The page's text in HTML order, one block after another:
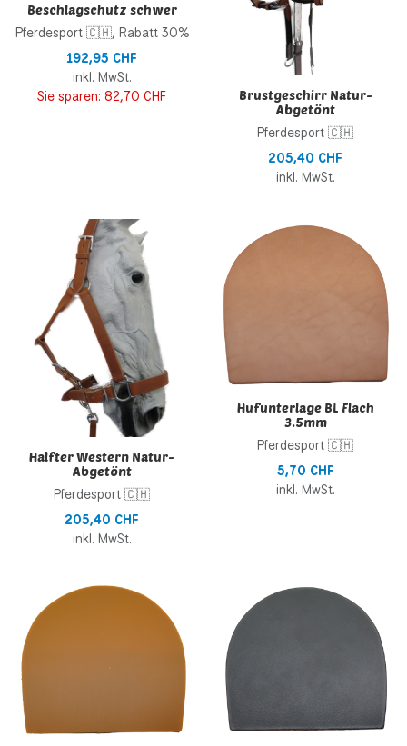
Beschlagschutz schwer
Pferdesport 🇨🇭, Rabatt 30%
192,95 CHF
inkl. MwSt.
Sie sparen: 82,70 CHF
Brustgeschirr Natur-
Abgetönt
Pferdesport 🇨🇭
205,40 CHF
inkl. MwSt.
Zur Wunschliste hinzufügen
Zur Vergleichsliste hinzufügen
Halfter Western Natur-
Abgetönt
Pferdesport 🇨🇭
205,40 CHF
inkl. MwSt.
Hufunterlage BL Flach
3.5mm
Pferdesport 🇨🇭
5,70 CHF
inkl. MwSt.
Zur Wunschliste hinzufügen
Zur Vergleichsliste hinzufügen
Schnellansicht